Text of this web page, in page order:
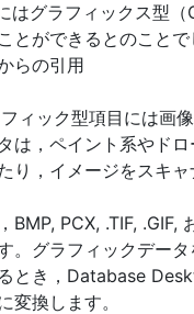
はグラフィックス型（
とができるとのことで
らの引用
ィック型項目には画
は，ペイント系やド
り，イメージをスキャ
BMP, PCX, .TIF, .GIF,
。グラフィックデー
とき，Database
変換します。